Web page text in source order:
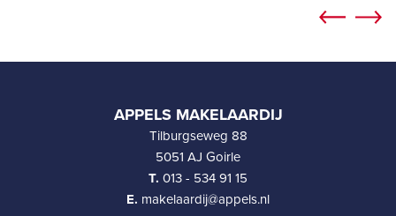
APPELS MAKELAARDIJ
Tilburgseweg 88
5051 AJ Goirle
T. 013 - 534 91 15
E. makelaardij@appels.nl